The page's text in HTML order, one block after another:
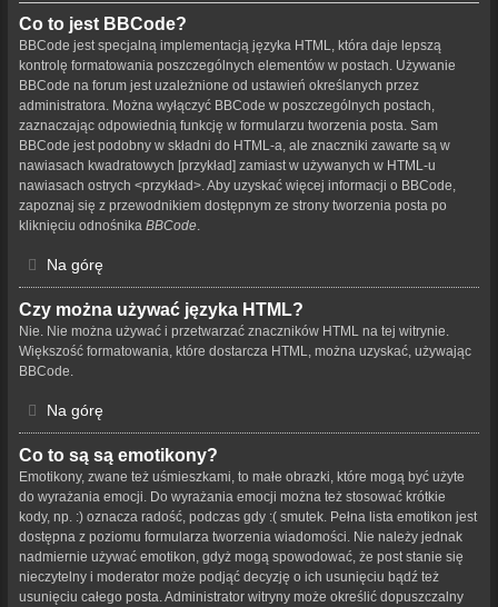
Co to jest BBCode?
BBCode jest specjalną implementacją języka HTML, która daje lepszą
kontrolę formatowania poszczególnych elementów w postach. Używanie
BBCode na forum jest uzależnione od ustawień określanych przez
administratora. Można wyłączyć BBCode w poszczególnych postach,
zaznaczając odpowiednią funkcję w formularzu tworzenia posta. Sam
BBCode jest podobny w składni do HTML-a, ale znaczniki zawarte są w
nawiasach kwadratowych [przykład] zamiast w używanych w HTML-u
nawiasach ostrych <przykład>. Aby uzyskać więcej informacji o BBCode,
zapoznaj się z przewodnikiem dostępnym ze strony tworzenia posta po
kliknięciu odnośnika BBCode
Na górę
Czy można używać języka HTML?
Nie. Nie można używać i przetwarzać znaczników HTML na tej witrynie.
Większość formatowania, które dostarcza HTML, można uzyskać, używając
BBCode.
Na górę
Co to są są emotikony?
Emotikony, zwane też uśmieszkami, to małe obrazki, które mogą być użyte
do wyrażania emocji. Do wyrażania emocji można też stosować krótkie
kody, np. :) oznacza radość, podczas gdy :( smutek. Pełna lista emotikon jest
dostępna z poziomu formularza tworzenia wiadomości. Nie należy jednak
nadmiernie używać emotikon, gdyż mogą spowodować, że post stanie się
nieczytelny i moderator może podjąć decyzję o ich usunięciu bądź też
usunięciu całego posta. Administrator witryny może określić dopuszczalny